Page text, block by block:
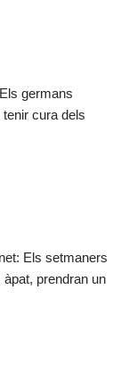
germans
cura dels
Els setmaners
prendran un